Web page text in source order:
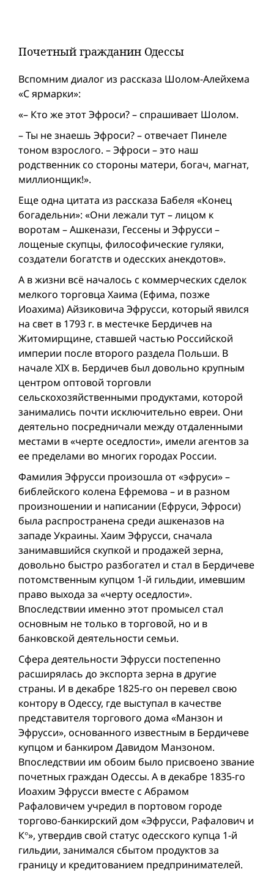
Почетный гражданин Одессы
Вспомним диалог из рассказа Шолом-Алейхема
«С ярмарки»:
«– Кто же этот Эфроси? – спрашивает Шолом.
– Ты не знаешь Эфроси? – отвечает Пинеле
тоном взрослого. – Эфроси – это наш
родственник со стороны матери, богач, магнат,
миллионщик!».
Еще одна цитата из рассказа Бабеля «Конец
богадельни»: «Они лежали тут – лицом к
воротам – Ашкенази, Гессены и Эфрусси –
лощеные скупцы, философические гуляки,
создатели богатств и одесских анекдотов».
А в жизни всё началось с коммерческих сделок
мелкого торговца Хаима (Ефима, позже
Иоахима) Айзиковича Эфрусси, который явился
на свет в 1793 г. в местечке Бердичев на
Житомирщине, ставшей частью Российской
империи после второго раздела Польши. В
начале XIX в. Бердичев был довольно крупным
центром оптовой торговли
сельскохозяйственными продуктами, которой
занимались почти исключительно евреи. Они
деятельно посредничали между отдаленными
местами в «черте оседлости», имели агентов за
ее пределами во многих городах России.
Фамилия Эфрусси произошла от «эфруси» –
библейского колена Ефремова – и в разном
произношении и написании (Ефруси, Эфроси)
была распространена среди ашкеназов на
западе Украины. Хаим Эфрусси, сначала
занимавшийся скупкой и продажей зерна,
довольно быстро разбогател и стал в Бердичеве
потомственным купцом 1-й гильдии, имевшим
право выхода за «черту оседлости».
Впоследствии именно этот промысел стал
основным не только в торговой, но и в
банковской деятельности семьи.
Сфера деятельности Эфрусси постепенно
расширялась до экспорта зерна в другие
страны. И в декабре 1825-го он перевел свою
контору в Одессу, где выступал в качестве
представителя торгового дома «Манзон и
Эфрусси», основанного известным в Бердичеве
купцом и банкиром Давидом Манзоном.
Впоследствии им обоим было присвоено звание
почетных граждан Одессы. А в декабре 1835-го
Иоахим Эфрусси вместе с Абрамом
Рафаловичем учредил в портовом городе
торгово-банкирский дом «Эфрусси, Рафалович и
К°», утвердив свой статус одесского купца 1-й
гильдии, занимался сбытом продуктов за
границу и кредитованием предпринимателей.